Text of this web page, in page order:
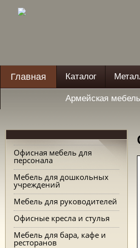
Главная Каталог
Армейская мебель
Офисная мебель для
персонала
Мебель для дошкольных
учреждений
Мебель для руководителей
Офисные кресла и стулья
Мебель для бара, кафе и
ресторанов